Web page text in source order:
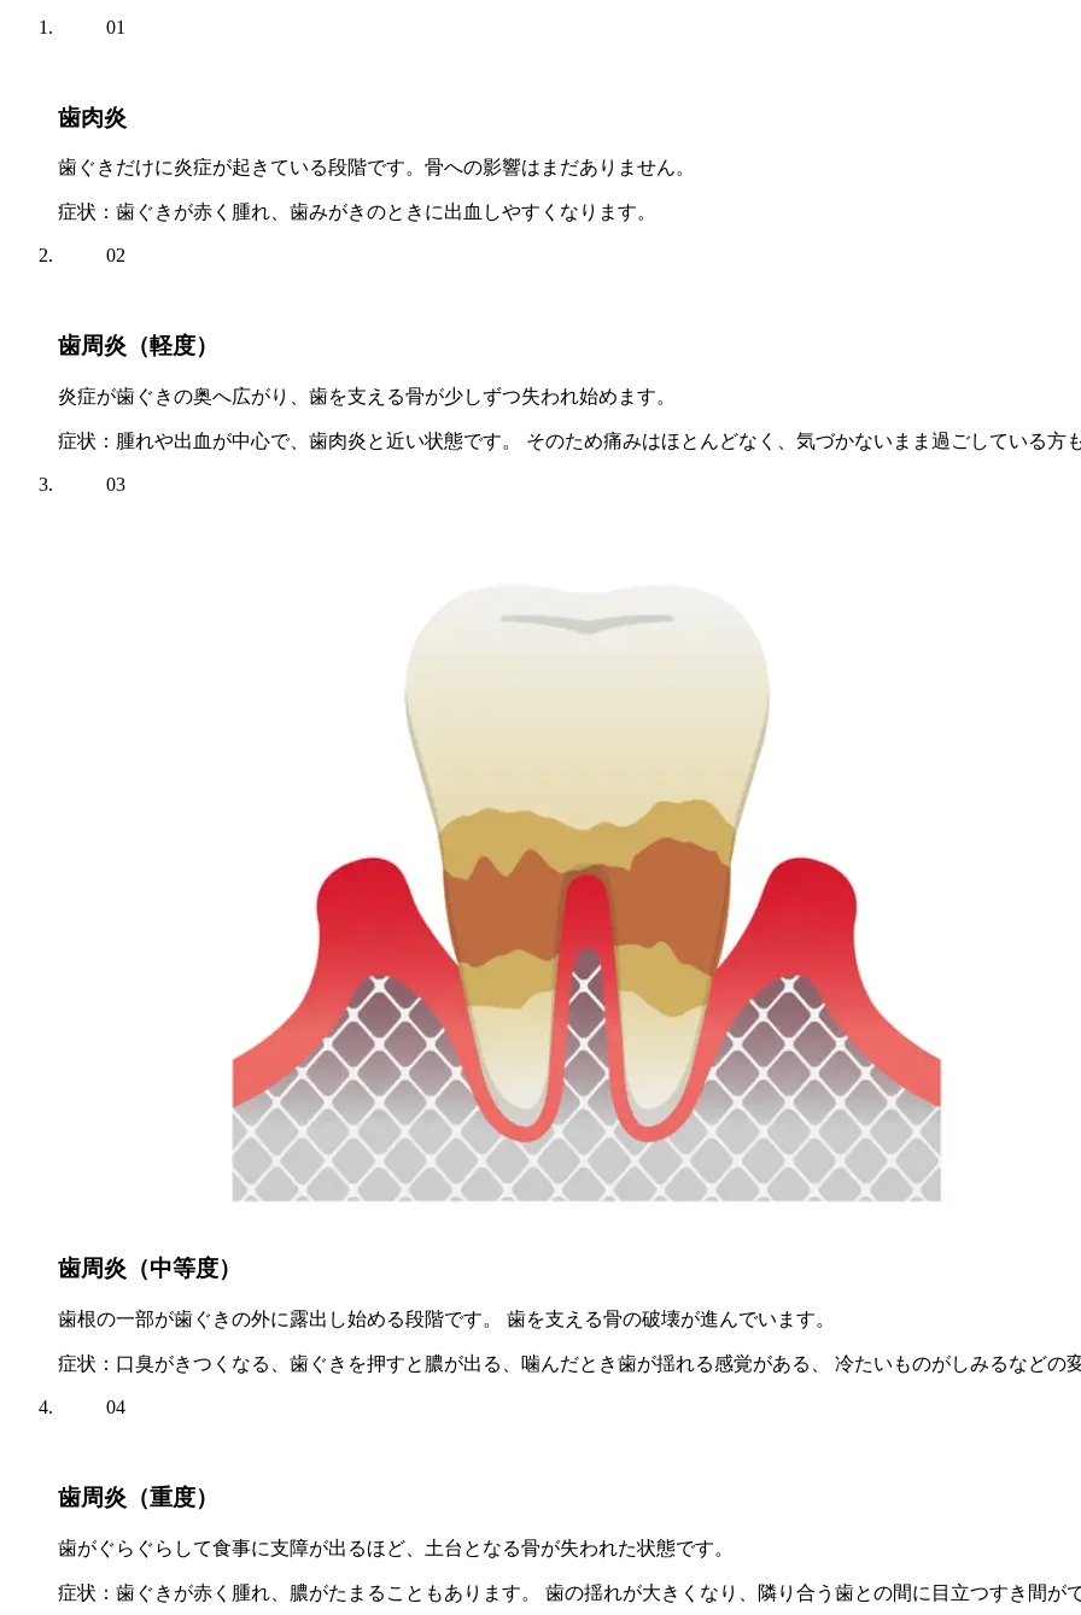
01
歯肉炎
歯ぐきだけに炎症が起きている段階です。骨への影響はまだありません。
症状 ：歯ぐきが赤く腫れ、歯みがきのときに出血しやすくなります。
02
歯周炎（軽度）
炎症が歯ぐきの奥へ広がり、歯を支える骨が少しずつ失われ始めます。
症状 ：腫れや出血が中心で、歯肉炎と近い状態です。 そのため痛みはほとんどなく、気づかないまま過ごしている方
03
歯周炎（中等度）
歯根の一部が歯ぐきの外に露出し始める段階です。 歯を支える骨の破壊が進んでいます。
症状 ：口臭がきつくなる、歯ぐきを押すと膿が出る、噛んだとき歯が揺れる感覚がある、 冷たいものがしみるなどの
04
歯周炎（重度）
歯がぐらぐらして食事に支障が出るほど、土台となる骨が失われた状態です。
症状 ：歯ぐきが赤く腫れ、膿がたまることもあります。 歯の揺れが大きくなり、隣り合う歯との間に目立つすき間が